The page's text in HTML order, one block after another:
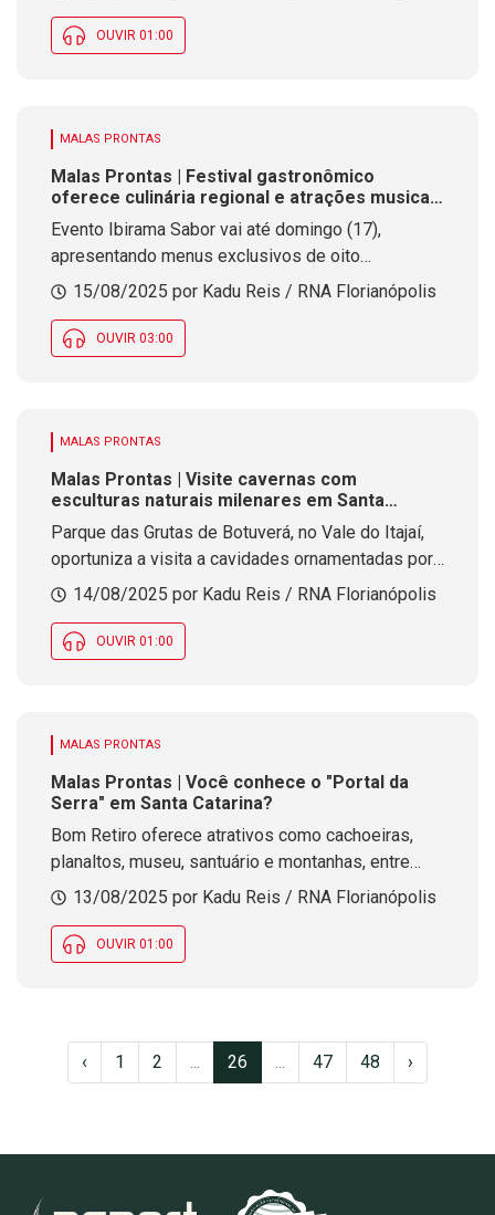
OUVIR 01:00
MALAS PRONTAS
Malas Prontas | Festival gastronômico
oferece culinária regional e atrações musicais
no fim de semana em SC
Evento Ibirama Sabor vai até domingo (17),
apresentando menus exclusivos de oito
estabelecimentos locais e shows gratuitos no Alto
15/08/2025 por Kadu Reis / RNA Florianópolis
OUVIR 03:00
MALAS PRONTAS
Malas Prontas | Visite cavernas com
esculturas naturais milenares em Santa
Catarina
Parque das Grutas de Botuverá, no Vale do Itajaí,
oportuniza a visita a cavidades ornamentadas por
formações rochosas geradas pelo gotejar contínuo
14/08/2025 por Kadu Reis / RNA Florianópolis
OUVIR 01:00
MALAS PRONTAS
Malas Prontas | Você conhece o "Portal da
Serra" em Santa Catarina?
Bom Retiro oferece atrativos como cachoeiras,
planaltos, museu, santuário e montanhas, entre
elas o Morro da Boa Vista, ponto habitado mais
13/08/2025 por Kadu Reis / RNA Florianópolis
OUVIR 01:00
‹ 1 2 ... 26 ... 47 48 ›